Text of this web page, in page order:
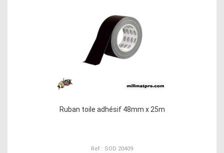
Ruban toile adhésif 48mm x 25m
Ref : SOD 20409